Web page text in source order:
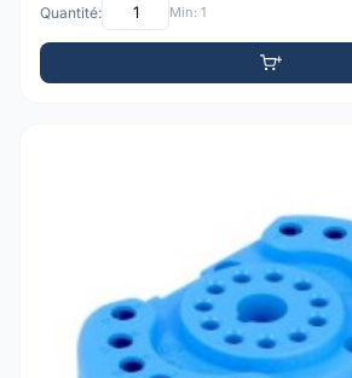
Quantité: Min: 1